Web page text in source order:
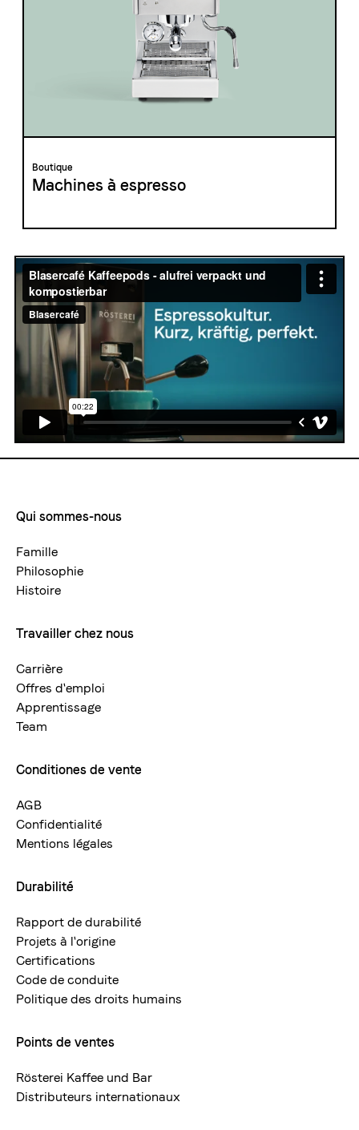
Boutique
Machines à espresso
Footermenue-
neu
Qui sommes-nous
Famille
Philosophie
Histoire
Travailler chez nous
Carrière
Offres d'emploi
Apprentissage
Team
Conditiones de vente
AGB
Confidentialité
Mentions légales
Durabilité
Rapport de durabilité
Projets à l'origine
Certifications
Code de conduite
Politique des droits humains
Points de ventes
Rösterei Kaffee und Bar
Distributeurs internationaux